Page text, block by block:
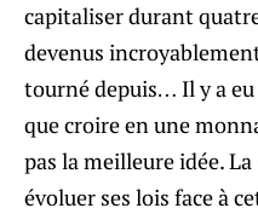
capitaliser durant
devenus
tourné depuis… Il y a
que croire en une
pas la meilleure idée.
évoluer ses lois face à